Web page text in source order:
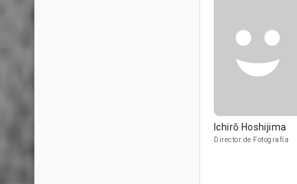
Ichirō Hoshijima
Director de Fotografía